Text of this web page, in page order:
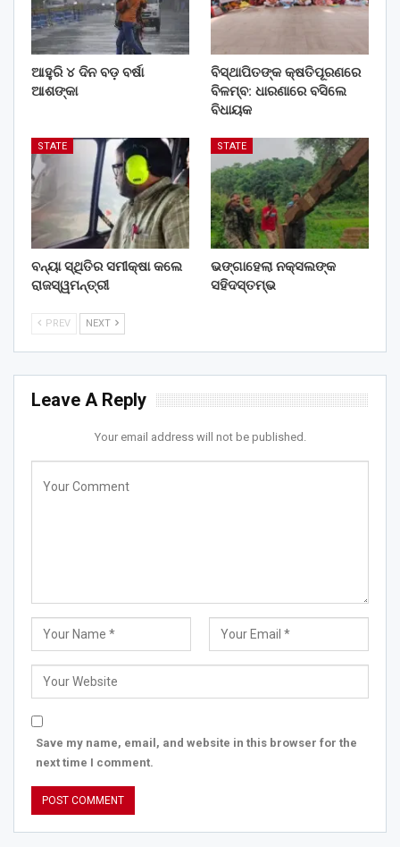
ଆହୁରି ୪ ଦିନ ବଡ଼ ବର୍ଷା
ଆଶଙ୍କା
ବିସ୍ଥାପିତଙ୍କ କ୍ଷତିପୂରଣରେ
ବିଳମ୍ବ: ଧାରଣାରେ ବସିଲେ
ବିଧାୟକ
STATE
ବନ୍ୟା ସ୍ଥିତିର ସମୀକ୍ଷା କଲେ
ରାଜସ୍ୱମନ୍ତ୍ରୀ
STATE
ଭଙ୍ଗାହେଲା ନକ୍ସଲଙ୍କ
ସହିଦସ୍ତମ୍ଭ
PREV NEXT
Leave A Reply
Your email address will not be published.
Save my name, email, and website in this browser for the
next time I comment.